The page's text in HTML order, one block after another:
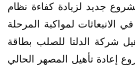
جديد لزيادة كفاءة نظام
الانبعاثات لمواكبة المرحلة
شركة الدلتا للصلب بطاقة
إعادة تأهيل المصهر الحالي